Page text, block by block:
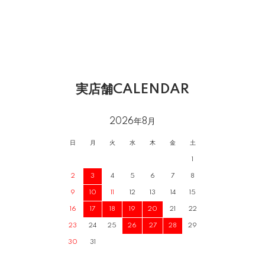
実店舗CALENDAR
2026年8月
日 月 火 水 木 金 土
2 3 4 5 6 7 8
9 10 12 13 14 15
16 17 18 19 20 21 22
23 24 25 26 27 28 29
30 31